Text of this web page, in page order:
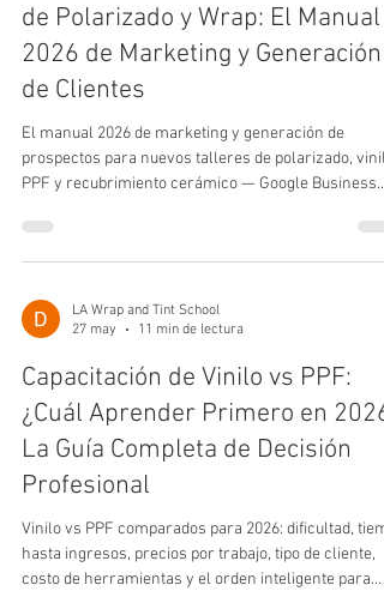
de Polarizado y Wrap: El Manual
2026 de Marketing y Generación
de Clientes
El manual 2026 de marketing y generación de
prospectos para nuevos talleres de polarizado,
PPF y recubrimiento cerámico — Google Business
plan paso a paso de 90 días hasta tus primeros 100
clientes pagos. Incluye búsqueda por voz.
LA Wrap and Tint School
27 may
11 min de lectura
Capacitación de Vinilo vs PPF:
¿Cuál Aprender Primero en
La Guía Completa de Decisión
Profesional
Vinilo vs PPF comparados para 2026: dificultad,
hasta ingresos, precios por trabajo, tipo de cliente,
costo de herramientas y el orden inteligente para